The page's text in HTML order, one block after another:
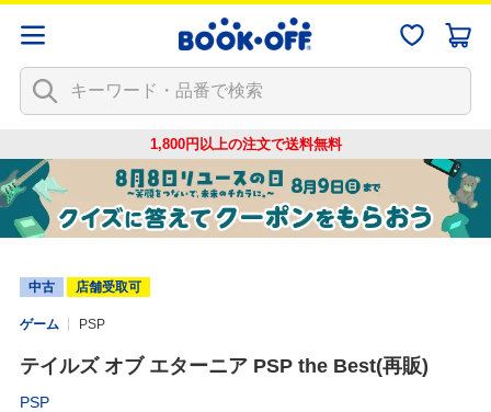
1,800円以上の注文で送料無料
中古 店舗受取可
ゲーム PSP
テイルズ オブ エターニア PSP the Best(再販)
PSP